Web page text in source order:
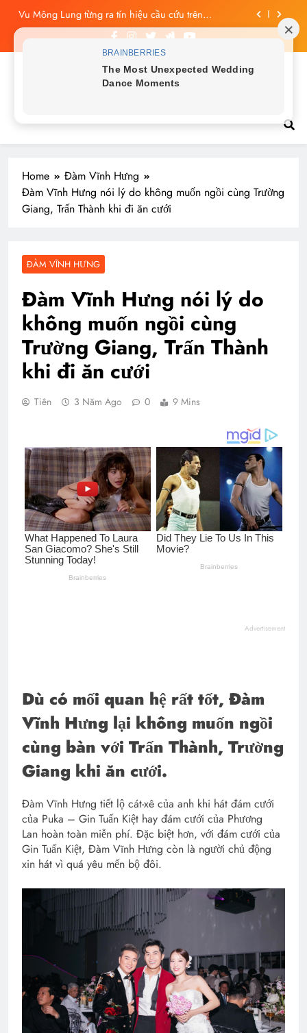
Skip
content
Công bố tin nhắn cuối cùng của Vu Mông Lung, vừa
đau xót vừa phẫn nộ
Vu Mông Lung báo cáo khám nghiệm bị “rò rỉ” dư
luận sục sôi và đặt nhiều câu hỏi
Vu Mông Lung mất ngày ‘Huyết Nguyệt’, nghi Uông
Du Cầm ‘hại’, bằng chứng bị lộ!Tin tức nóng hổi
Home
Đàm Vĩnh Hưng
Đàm Vĩnh Hưng nói lý do không muốn ngồi cùng Trường
Giang, Trấn Thành khi đi ăn cưới
ĐÀM VĨNH HƯNG
Đàm Vĩnh Hưng nói lý do
không muốn ngồi cùng
Trường Giang, Trấn Thành
khi đi ăn cưới
Tiên 3 Năm Ago 0 9 Mins
Advertisement
Dù có mối quan hệ rất tốt, Đàm
Vĩnh Hưng lại không muốn ngồi
cùng bàn với Trấn Thành, Trường
Giang khi ăn cưới.
Đàm Vĩnh Hưng tiết lộ cát-xê của anh khi hát đám cưới
của Puka – Gin Tuấn Kiệt hay đám cưới của Phương
Lan hoàn toàn miễn phí. Đặc biệt hơn, với đám cưới của
Gin Tuấn Kiệt, Đàm Vĩnh Hưng còn là người chủ động
xin hát vì quá yêu mến bộ đôi.